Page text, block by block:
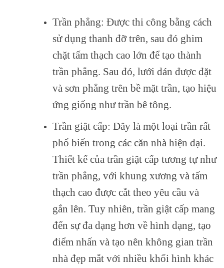
Trần phẳng: Được thi công bằng cách
sử dụng thanh đỡ trên, sau đó ghim
chặt tấm thạch cao lớn để tạo thành
trần phẳng. Sau đó, lưới dán được đặt
và sơn phẳng trên bề mặt trần, tạo hiệu
ứng giống như trần bê tông.
Trần giật cấp: Đây là một loại trần rất
phổ biến trong các căn nhà hiện đại.
Thiết kế của trần giật cấp tương tự như
trần phẳng, với khung xương và tấm
thạch cao được cắt theo yêu cầu và
gắn lên. Tuy nhiên, trần giật cấp mang
đến sự đa dạng hơn về hình dạng, tạo
điểm nhấn và tạo nên không gian trần
nhà đẹp mắt với nhiều khối hình khác